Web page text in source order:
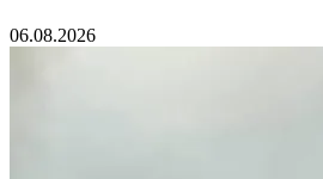
06.08.2026